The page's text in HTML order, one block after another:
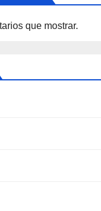
que mostrar.